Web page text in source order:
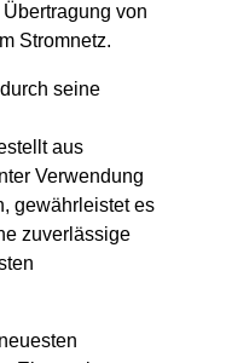
von
Stromnetz.
seine
aus
Verwendung
gewährleistet es
zuverlässige